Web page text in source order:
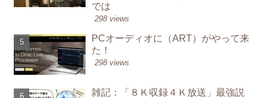
では
298 views
PCオーディオに（ART）がやって来
た！
298 views
雑記：「８Ｋ収録４Ｋ放送」最強説